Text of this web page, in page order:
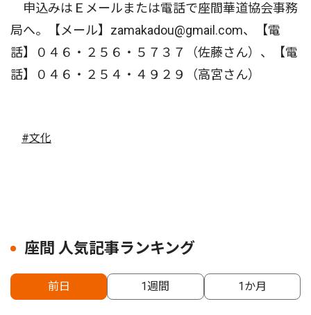
申込みはＥメールまたは電話で座間華道協会事務
局へ。【メール】zamakadou@gmail.com、【電
話】０４６・２５６・５７３７（佐藤さん）、【電
話】０４６・２５４・４９２９（高宮さん）
#文化
座間 人気記事ランキング
前日 1週間 1か月